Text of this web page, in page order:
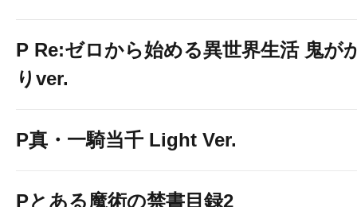
P Re:ゼロから始める異世界生活 鬼が
りver.
P真・一騎当千 Light Ver.
Pとある魔術の禁書目録2